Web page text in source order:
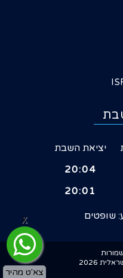
יציאת השבת
20:04
20:01
שופטים
2026
X
צא'ט מהיר